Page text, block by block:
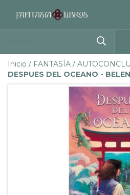
Inicio / FANTASÍA /
DESPUES DEL OCEANO -